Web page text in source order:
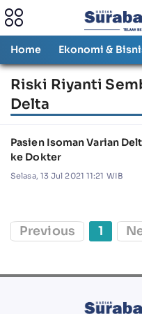
Home Ekonomi &
Riski Riyanti
Delta
Pasien Isoman Varian
ke Dokter
Selasa, 13 Jul 2021 11:21 WIB
Previous 1